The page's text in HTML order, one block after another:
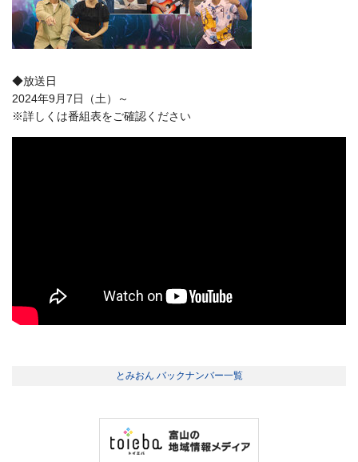
◆放送日
2024年9月7日（土）～
※詳しくは番組表をご確認ください
とみおん バックナンバー一覧